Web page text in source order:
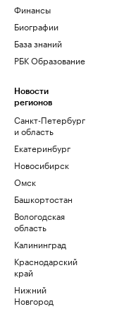
Финансы
Биографии
База знаний
РБК Образование
Новости
регионов
Санкт-Петербург
и область
Екатеринбург
Новосибирск
Омск
Башкортостан
Вологодская
область
Калининград
Краснодарский
край
Нижний
Новгород